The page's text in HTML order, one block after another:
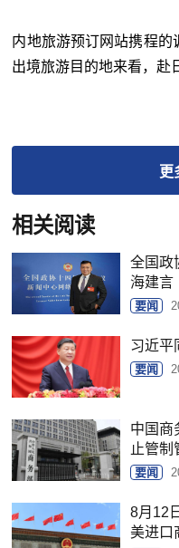
内地旅游预订网站携程的
出境旅游目的地来看，赴
更
相关阅读
全国政
海建言
要闻
习近平
要闻
中国商
止管制
要闻
8月12
美进口